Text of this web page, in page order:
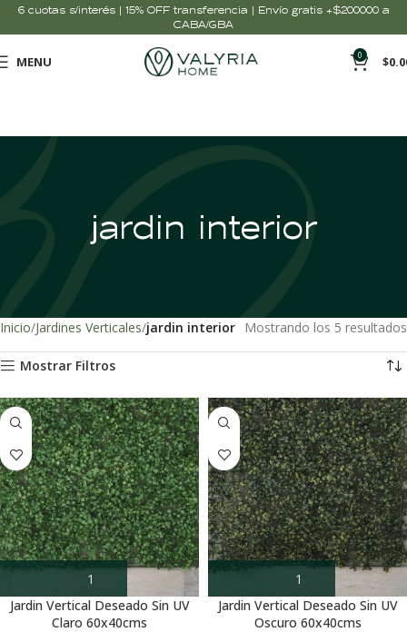
6 cuotas s/interés | 15% OFF transferencia | Envío gratis +$200000 a
CABA/GBA
MENU 0 $
jardin interior
Inicio Jardines Verticales jardin interior Mostrando los 5 resultados
Mostrar Filtros
Jardin Vertical Deseado Sin UV
Claro 60x40cms
Jardin Vertical Deseado Sin UV
Oscuro 60x40cms